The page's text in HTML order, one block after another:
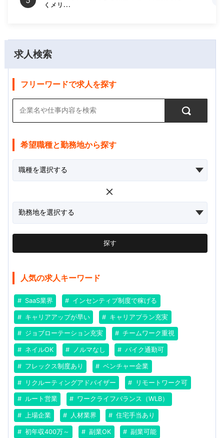
求人検索
フリーワードで求人を探す
希望職種と勤務地から探す
探す
人気の求人キーワード
SaaS業界 インセンティブ制度で稼げる
キャリアアップが早い キャリアプラン充実
ジョブローテーション充実 チームワーク重視
ネイルOK ノルマなし バイク通勤可
フレックス制度あり ベンチャー企業
リクルーティングアドバイザー リモートワーク可
ルート営業 ワークライフバランス（WLB）
上場企業 人材業界 住宅手当あり
初年収400万～ 副業OK 副業可能
くメリ...